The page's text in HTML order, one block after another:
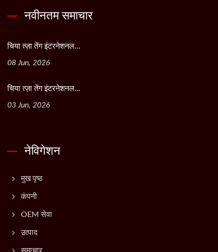
नवीनतम समाचार
चिया त्ज़ा तेंग इंटरनेशनल...
08 Jun, 2026
चिया त्ज़ा तेंग इंटरनेशनल...
03 Jun, 2026
नेविगेशन
मुख पृष्ठ
कंपनी
OEM सेवा
उत्पाद